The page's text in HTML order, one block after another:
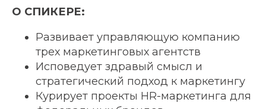
О СПИКЕРЕ:
Развивает управляющую компанию
трех маркетинговых агентств
Исповедует здравый смысл и
стратегический подход к маркетингу
Курирует проекты HR-маркетинга для